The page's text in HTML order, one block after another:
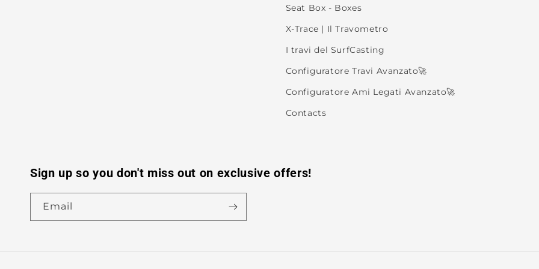
Seat Box - Boxes
X-Trace | Il Travometro
I travi del SurfCasting
Configuratore Travi Avanzato🚀
Configuratore Ami Legati Avanzato🚀
Contacts
Sign up so you don't miss out on exclusive offers!
Email